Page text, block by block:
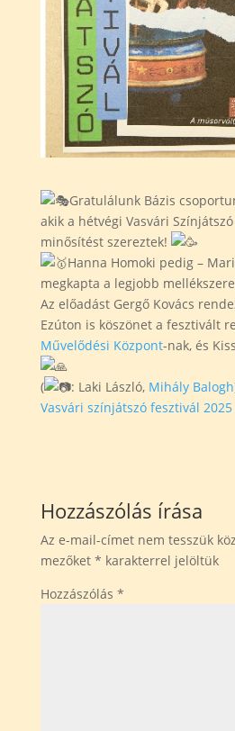
Gratulálunk Bázis
akik a hétvégi Vasvári
minősítést szereztek!
Hanna Homoki pedig –
megkapta a legjobb
Az előadást Gergő Kovács
Ezúton is köszönet a fesztivált
Művelődési Központ-nak, és
( : Laki László, Mihály Balogh
Vasvári színjátszó fesztivál 2025
Hozzászólás írása
Az e-mail-címet nem tesszük
mezőket * karakterrel jelöltük
Hozzászólás *